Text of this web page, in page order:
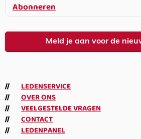
Abonneren
Meld je aan voor de
LEDENSERVICE
OVER ONS
VEELGESTELDE VRAGEN
CONTACT
LEDENPANEL